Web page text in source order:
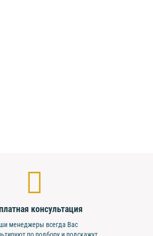
консультация
менеджеры всегда Вас